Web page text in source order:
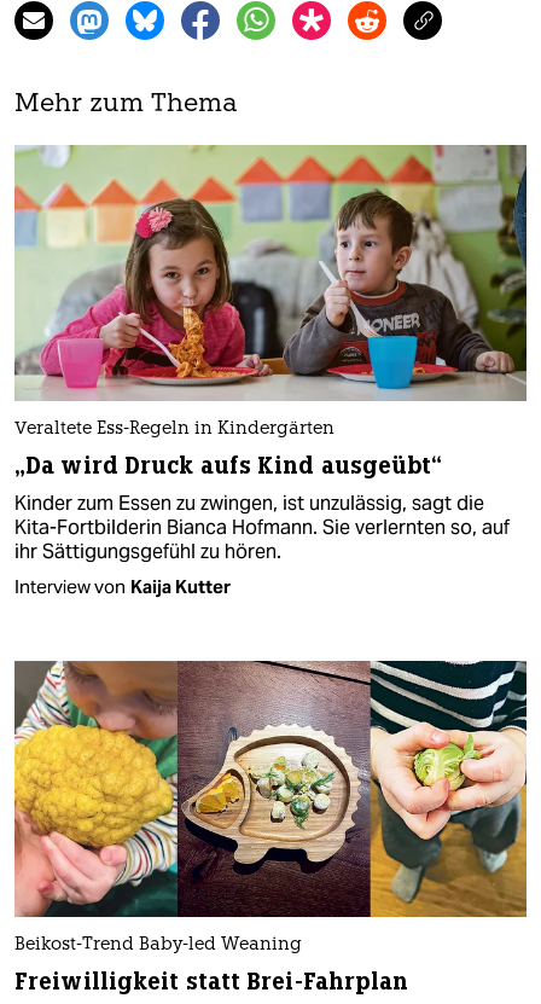
Mehr zum Thema
Veraltete Ess-Regeln in Kindergärten
„Da wird Druck aufs Kind ausgeübt“
Kinder zum Essen zu zwingen, ist unzulässig, sagt die
Kita-Fortbilderin Bianca Hofmann. Sie verlernten so, auf
ihr Sättigungsgefühl zu hören.
Interview von Kaija Kutter
Beikost-Trend Baby-led Weaning
Freiwilligkeit statt Brei-Fahrplan